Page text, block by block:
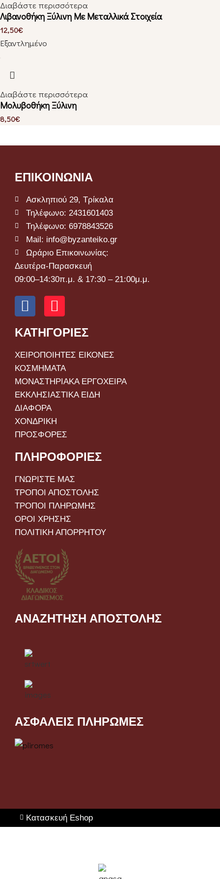
Διαβάστε περισσότερα
Λιβανοθήκη Ξύλινη Με Μεταλλικά Στοιχεία
12,50€
Εξαντλημένο
Διαβάστε περισσότερα
Μολυβοθήκη Ξύλινη
8,50€
ΕΠΙΚΟΙΝΩΝΙΑ
Ασκληπιού 29, Τρίκαλα
Τηλέφωνο: 2431601403
Τηλέφωνο: 6978843526
Mail: info@byzanteiko.gr
Ωράριο Επικοινωνίας:
Δευτέρα-Παρασκευή
09:00–14:30π.μ. & 17:30 – 21:00μ.μ.
ΚΑΤΗΓΟΡΙΕΣ
ΧΕΙΡΟΠΟΙΗΤΕΣ ΕΙΚΟΝΕΣ
ΚΟΣΜΗΜΑΤΑ
ΜΟΝΑΣΤΗΡΙΑΚΑ ΕΡΓΟΧΕΙΡΑ
ΕΚΚΛΗΣΙΑΣΤΙΚΑ ΕΙΔΗ
ΔΙΑΦΟΡΑ
ΧΟΝΔΡΙΚΗ
ΠΡΟΣΦΟΡΕΣ
ΠΛΗΡΟΦΟΡΙΕΣ
ΓΝΩΡΙΣΤΕ ΜΑΣ
ΤΡΟΠΟΙ ΑΠΟΣΤΟΛΗΣ
ΤΡΟΠΟΙ ΠΛΗΡΩΜΗΣ
ΟΡΟΙ ΧΡΗΣΗΣ
ΠΟΛΙΤΙΚΗ ΑΠΟΡΡΗΤΟΥ
ΑΝΑΖΗΤΗΣΗ ΑΠΟΣΤΟΛΗΣ
ΑΣΦΑΛΕΙΣ ΠΛΗΡΩΜΕΣ
Κατασκευή Eshop